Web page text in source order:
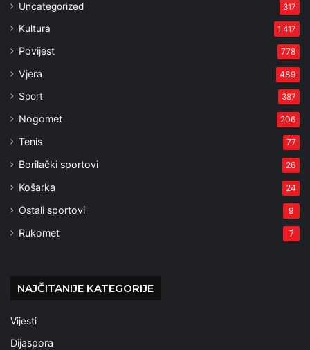
Uncategorized 317
Kultura 1.417
Povijest 778
Vjera 489
Sport 387
Nogomet 206
Tenis 77
Borilački sportovi 26
Košarka 24
Ostali sportovi 9
Rukomet 7
NAJČITANIJE KATEGORIJE
Vijesti
Dijaspora